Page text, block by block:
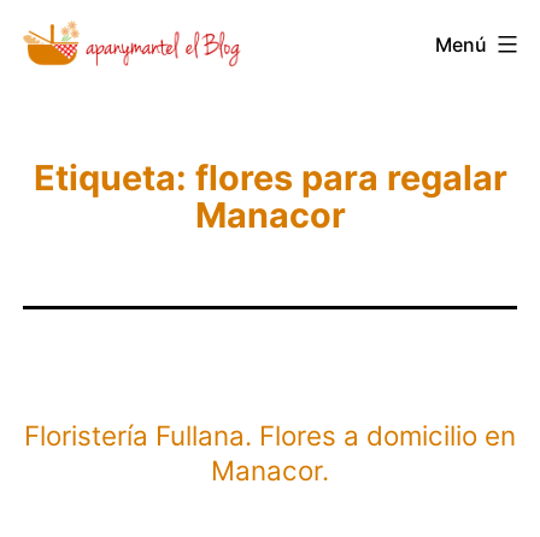
Saltar
Novedades
de
Menú
Etiqueta: flores para regalar
Manacor
Floristería Fullana. Flores a domicilio en
Manacor.